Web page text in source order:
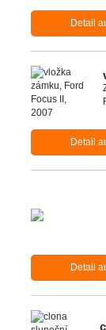
Detail
Detail
Detail